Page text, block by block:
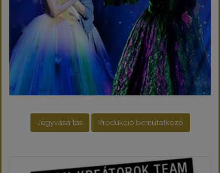
Jegyvásárlás Produkció bemutatkozó